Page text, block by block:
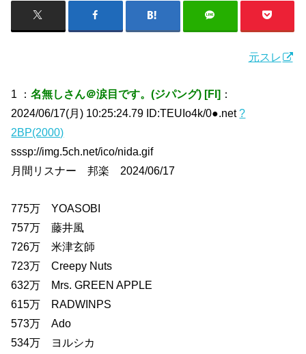
元スレ
1 ：名無しさん＠涙目です。(ジパング) [FI] ：
2024/06/17(月) 10:25:24.79 ID:TEUIo4k/0●.net?
2BP(2000)
sssp://img.5ch.net/ico/nida.gif
月間リスナー 邦楽 2024/06/17
775万 YOASOBI
757万 藤井風
726万 米津玄師
723万 Creepy Nuts
632万 Mrs. GREEN APPLE
615万 RADWINPS
573万 Ado
534万 ヨルシカ